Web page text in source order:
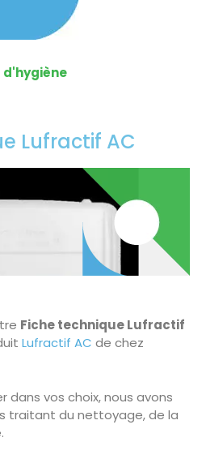
d'hygiène
Lufractif AC
Fiche technique Lufractif
Lufractif AC de chez
dans vos choix, nous avons
traitant du nettoyage, de la